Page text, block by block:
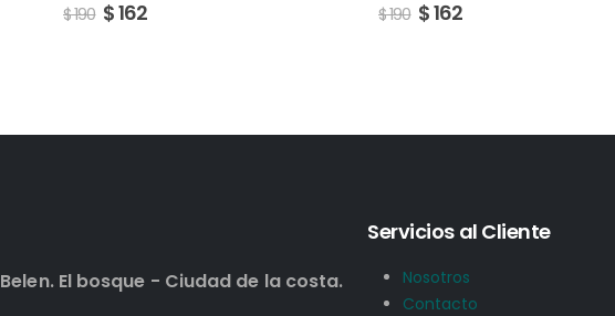
$190 $162 $190 $162
El bosque - Ciudad de la costa.
Servicios al Cliente
Nosotros
Contacto